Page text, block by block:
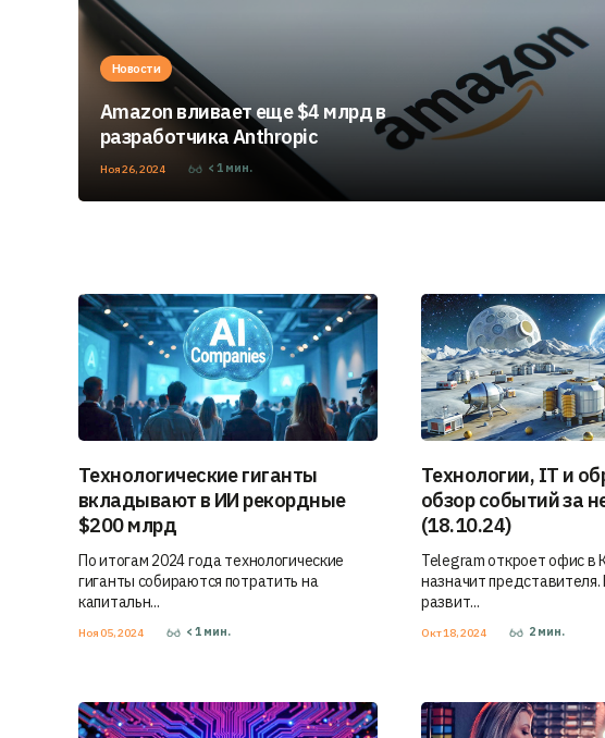
Новости
Amazon вливает еще $4 млрд в
разработчика Anthropic
Ноя 26, 2024 < 1 мин.
Технологические гиганты
вкладывают в ИИ рекордные
$200 млрд
По итогам 2024 года технологические
гиганты собираются потратить на
капитальн...
Ноя 05, 2024 < 1 мин.
Технологии, IT и
обзор событий за
(18.10.24)
Telegram откроет офис в
назначит
развит...
Окт 18, 2024 2 мин.